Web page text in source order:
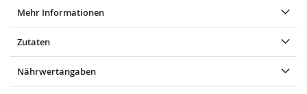
Mehr Informationen
Zutaten
Nährwertangaben